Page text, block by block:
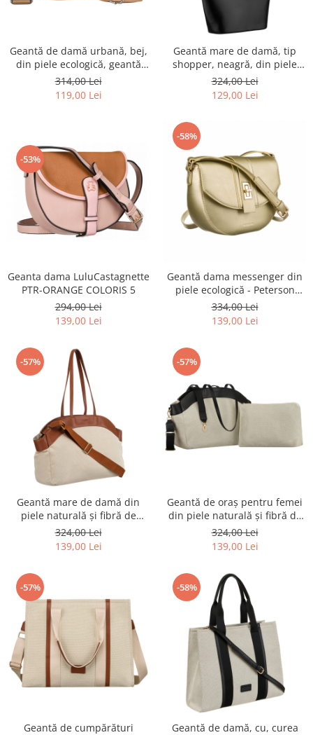
Geantă de damă urbană, bej,
din piele ecologică, geantă
crossbody Peterson PTR-PTN
STY-2-PIL BAIGE
314,00 Lei
119,00 Lei
Geantă mare de damă, tip
shopper, neagră, din piele
ecologică, cu închidere cu
fermoar - Peterson PTR-PTN
324,00 Lei
129,00 Lei
-53%
Geanta dama LuluCastagnette
PTR-ORANGE COLORIS 5
294,00 Lei
139,00 Lei
-58%
Geantă dama messenger din
piele ecologică - Peterson
PTR-PTN 1379-9596 GOLD
334,00 Lei
139,00 Lei
-57%
Geantă mare de damă din
piele naturală și fibră de
poliamidă în culorile bej și
maro - Peterson PTR-PTN
324,00 Lei
139,00 Lei
-57%
Geantă de oraș pentru femei
din piele naturală și fibră de
poliamidă - Peterson PTR-PTN
CAN-01 NAT-BLACK
324,00 Lei
139,00 Lei
-57%
Geantă de cumpărături
-58%
Geantă de damă, cu, curea